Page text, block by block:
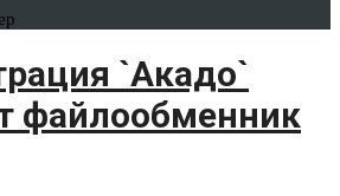
`Акадо`
файлообменник